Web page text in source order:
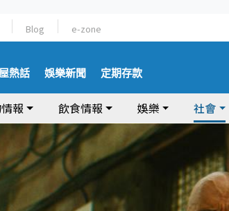
Blog e-zone
熱話 娛樂新聞 定期存款
報 飲食情報 娛樂 社會